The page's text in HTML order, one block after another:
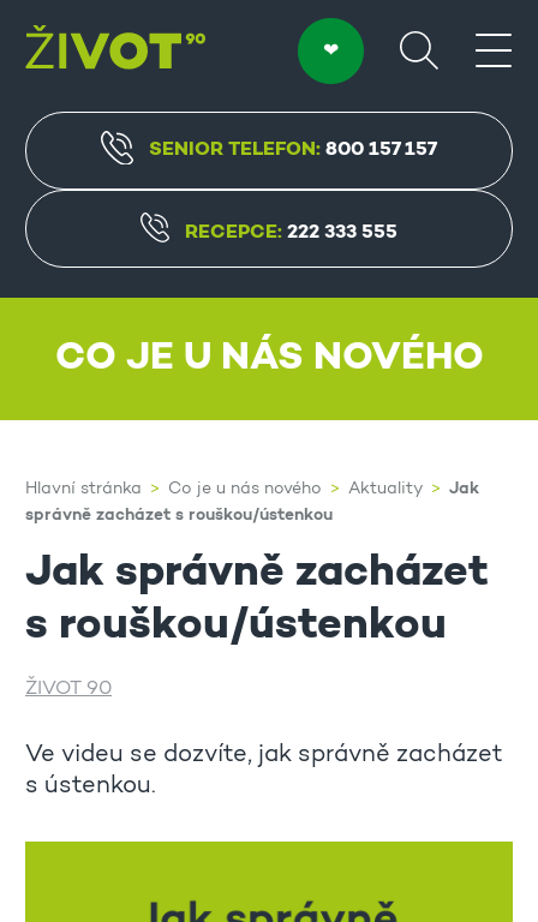
SENIOR TELEFON:800 157 157
RECEPCE:222 333 555
CO JE U NÁS NOVÉHO
Hlavní stránka Co je u nás nového Aktuality
Jak
správně zacházet s rouškou/ústenkou
Jak správně zacházet
s rouškou/ústenkou
ŽIVOT 90
Ve videu se dozvíte, jak správně zacházet
s ústenkou.